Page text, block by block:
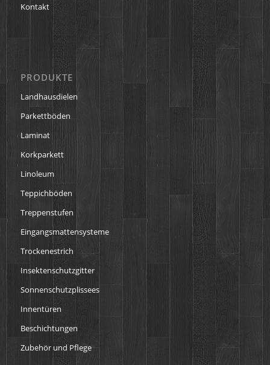
Kontakt
PRODUKTE
Landhausdielen
Parkettböden
Laminat
Korkparkett
Linoleum
Teppichböden
Treppenstufen
Eingangsmattensysteme
Trockenestrich
Insektenschutzgitter
Sonnenschutzplissees
Innentüren
Beschichtungen
Zubehör und Pflege